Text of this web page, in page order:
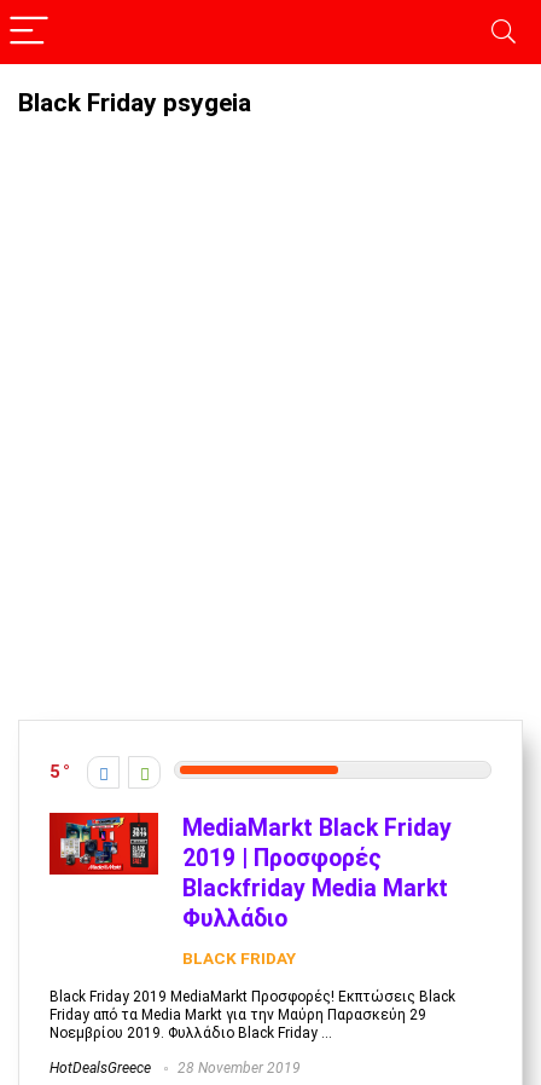
Black Friday psygeia
5
MediaMarkt Black Friday
2019 | Προσφορές
Blackfriday Media Markt
Φυλλάδιο
BLACK FRIDAY
Black Friday 2019 MediaMarkt Προσφορές! Εκπτώσεις Black
Friday από τα Media Markt για την Μαύρη Παρασκεύη 29
Νοεμβρίου 2019. Φυλλάδιο Black Friday ...
HotDealsGreece 28 November 2019